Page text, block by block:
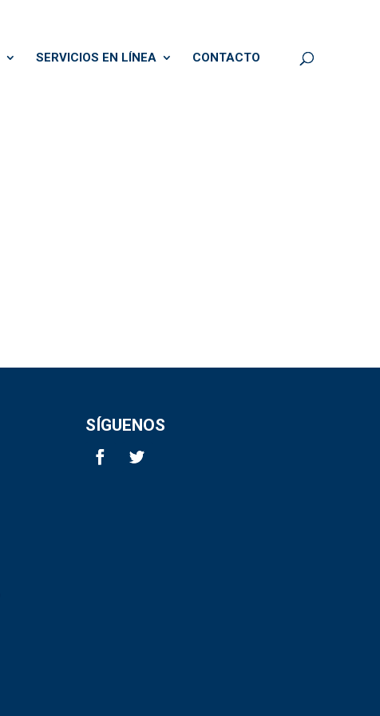
SERVICIOS EN LÍNEA CONTACTO
SÍGUENOS